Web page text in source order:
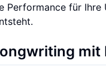
Performance für